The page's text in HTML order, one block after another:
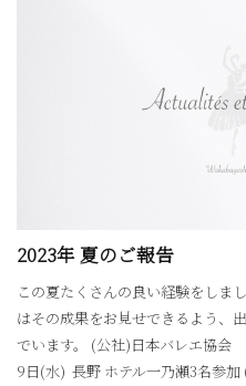
2023年 夏のご報告
この夏たくさんの良い経験をしま
はその成果をお見せできるよう、
でいます。 (公社)日本バレエ協会
9日(水) 長野 ホテル一乃瀬3名参